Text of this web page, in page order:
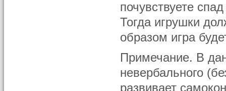
почувствуете
Тогда игрушки
образом игра
Примечание. В
невербального
развивает